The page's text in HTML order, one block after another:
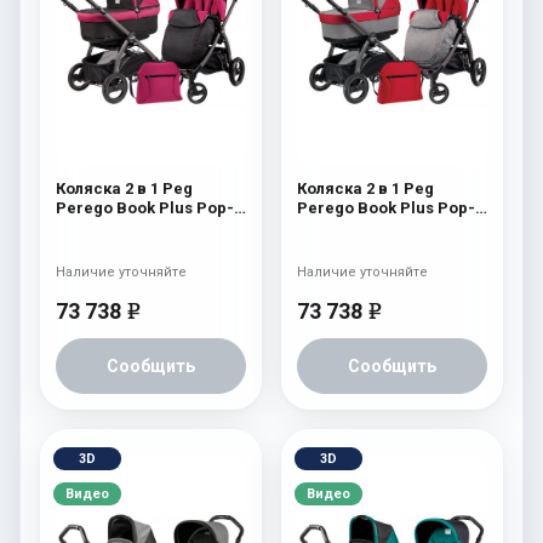
Коляска 2 в 1 Peg
Perego Book Plus Pop-
Pop-Up Completo) Fleur
73 738 e
Сообщить
Наличие уточняйте
Коляска 2 в 1 Peg
Perego Book Plus Pop-
Pop-Up Completo) Tulip
73 738 e
Сообщить
Наличие уточняйте
3D
Видео
3D
Видео